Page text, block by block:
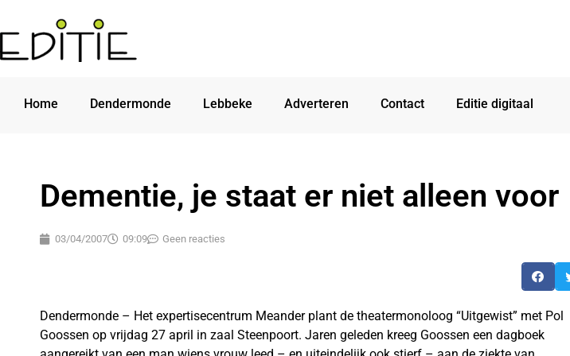
Home Dendermonde Lebbeke Adverteren Contact Editie digitaal
Dementie, je staat er niet alleen voor
03/04/2007 09:09 Geen reacties
Dendermonde – Het expertisecentrum Meander plant de theatermonoloog “Uitgewist” met Pol
Goossen op vrijdag 27 april in zaal Steenpoort. Jaren geleden kreeg Goossen een dagboek